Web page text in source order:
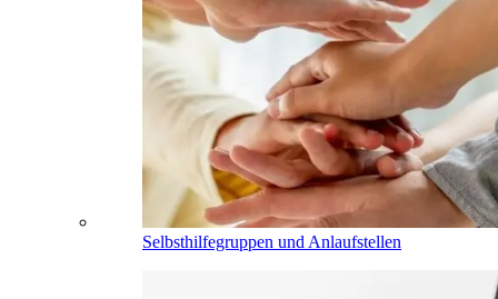
Selbsthilfegruppen und Anlaufstellen